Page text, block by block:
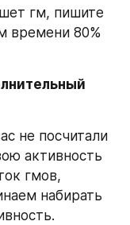
гм, пишите
времени 80%
не посчитали
активность
гмов,
набирать